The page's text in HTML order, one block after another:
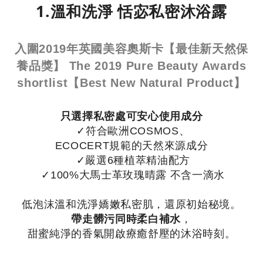
1.溫和洗淨 恬宓私密沐浴露
入圍2019年英國美容奧斯卡【最佳新天然保
養品獎】 The 2019 Pure Beauty Awards
shortlist【Best New Natural Product】
只選擇私密處可安心使用成分
✓符合歐洲COSMOS、
ECOCERT規範的天然來源成分
✓嚴選6種植萃精油配方
✓100%大馬士革玫瑰晴露 不含一滴水
低泡沫溫和洗淨嬌嫩私密肌，還原初始秘境。
帶走髒污同時柔白補水 ，
甜蜜純淨的香氣開啟療癒舒壓的沐浴時刻。